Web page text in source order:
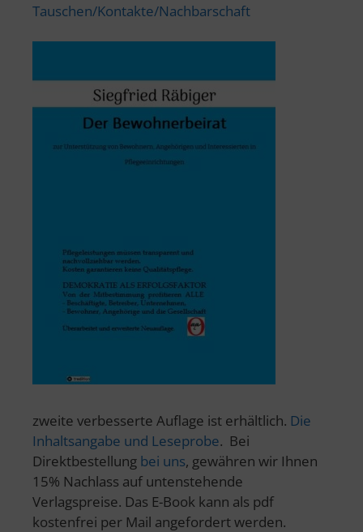
Tauschen/Kontakte/Nachbarschaft
zweite verbesserte Auflage ist erhältlich. Die
Inhaltsangabe und Leseprobe. Bei
Direktbestellung bei uns, gewähren wir Ihnen
15% Nachlass auf untenstehende
Verlagspreise. Das E-Book kann als pdf
kostenfrei per Mail angefordert werden.